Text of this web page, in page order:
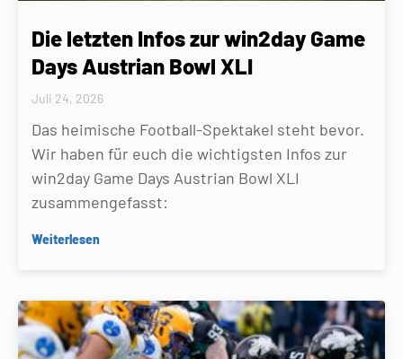
Die letzten Infos zur win2day Game
Days Austrian Bowl XLI
Juli 24, 2026
Das heimische Football-Spektakel steht bevor.
Wir haben für euch die wichtigsten Infos zur
win2day Game Days Austrian Bowl XLI
zusammengefasst:
Weiterlesen